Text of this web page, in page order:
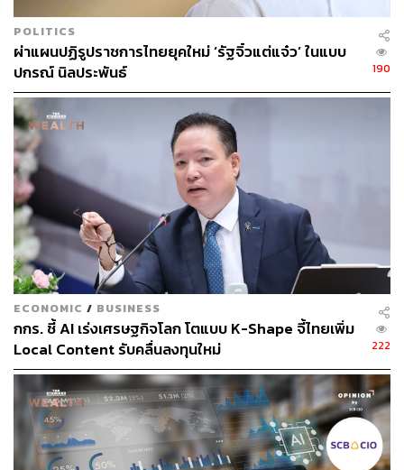
POLITICS
ผ่าแผนปฏิรูปราชการไทยยุคใหม่ ‘รัฐจิ๋วแต่แจ๋ว’ ในแบบ
ปกรณ์ นิลประพันธ์
190
ECONOMIC / BUSINESS
กกร. ชี้ AI เร่งเศรษฐกิจโลก โตแบบ K-Shape จี้ไทยเพิ่ม
Local Content รับคลื่นลงทุนใหม่
222